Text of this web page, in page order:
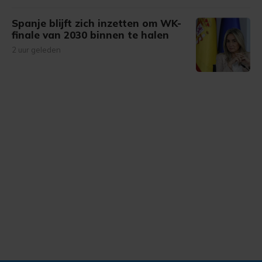
Spanje blijft zich inzetten om WK-
finale van 2030 binnen te halen
2 uur geleden